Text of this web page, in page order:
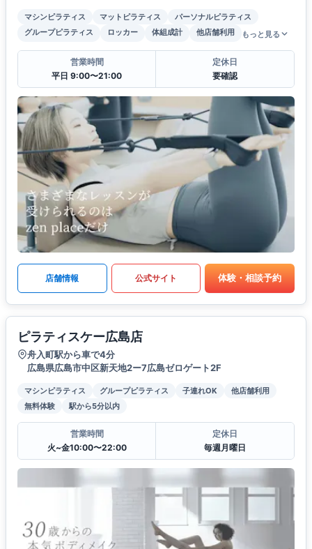
マシンピラティス マットピラティス
パーソナルピラティス
グループピラティス
ロッカー 体組成計 他店舗利用 もっと見る
営業時間
平日 9:00〜21:00
定休日
要確認
店舗情報 公式サイト 体験・相談予約
ピラティスケー広島店
舟入町駅から車で4分
広島県広島市中区新天地2ー7広島ゼロゲート2F
マシンピラティス グループピラティス 子連れOK
他店舗利用
無料体験
駅から5分以内
営業時間
火~金10:00〜22:00
定休日
毎週月曜日